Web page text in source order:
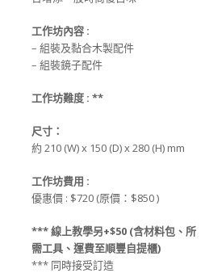
工作坊內容 :
– 組裝及黏合木製配件
– 組裝鏡子配件
工作坊難度 : **
尺寸：
約 210 (W) x 150 (D) x 280 (H) mm
工作坊費用 :
優惠價 : $720 (原價：$850 )
*** 線上教學另+$50 (含材料包、所
需工具、運費至順豐自提櫃)
*** 同時接受訂造